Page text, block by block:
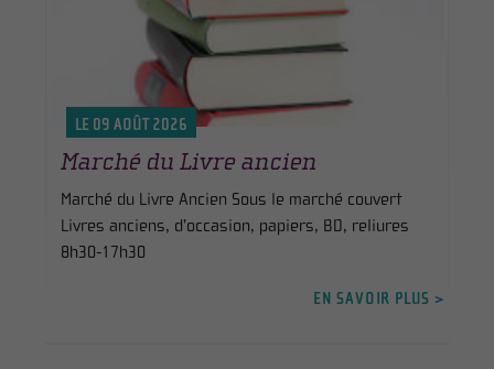
LE 09 AOÛT 2026
Marché du Livre ancien
Marché du Livre Ancien Sous le marché couvert
Livres anciens, d’occasion, papiers, BD, reliures
8h30-17h30
EN SAVOIR PLUS >